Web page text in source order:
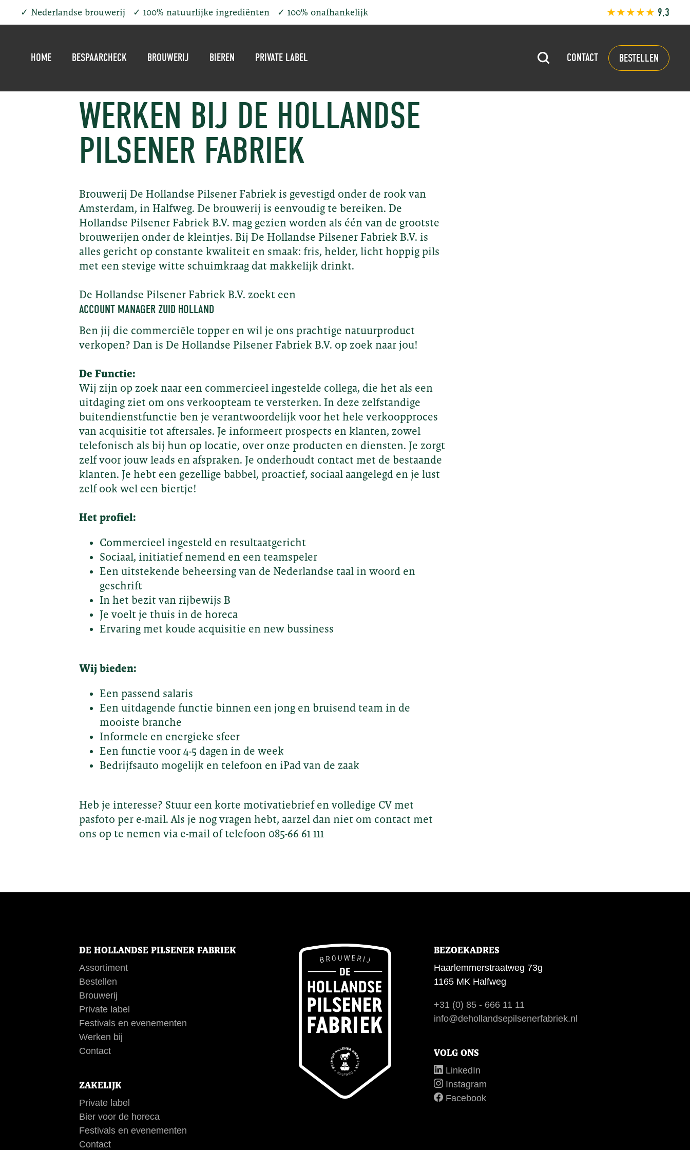
✓ Nederlandse brouwerij ✓ 100% natuurlijke ingrediënten ✓ 100% onafhankelijk ★★★★★ 9,3
HOME BESPAARCHECK BROUWERIJ BIEREN PRIVATE LABEL CONTACT BESTELLEN
WERKEN BIJ DE HOLLANDSE
PILSENER FABRIEK
Brouwerij De Hollandse Pilsener Fabriek is gevestigd onder de rook van
Amsterdam, in Halfweg. De brouwerij is eenvoudig te bereiken. De
Hollandse Pilsener Fabriek B.V. mag gezien worden als één van de grootste
brouwerijen onder de kleintjes. Bij De Hollandse Pilsener Fabriek B.V. is
alles gericht op constante kwaliteit en smaak: fris, helder, licht hoppig pils
met een stevige witte schuimkraag dat makkelijk drinkt.
De Hollandse Pilsener Fabriek B.V. zoekt een
ACCOUNT MANAGER ZUID HOLLAND
Ben jij die commerciële topper en wil je ons prachtige natuurproduct
verkopen? Dan is De Hollandse Pilsener Fabriek B.V. op zoek naar jou!
De Functie:
Wij zijn op zoek naar een commercieel ingestelde collega, die het als een
uitdaging ziet om ons verkoopteam te versterken. In deze zelfstandige
buitendienstfunctie ben je verantwoordelijk voor het hele verkoopproces
van acquisitie tot aftersales. Je informeert prospects en klanten, zowel
telefonisch als bij hun op locatie, over onze producten en diensten. Je zorgt
zelf voor jouw leads en afspraken. Je onderhoudt contact met de bestaande
klanten. Je hebt een gezellige babbel, proactief, sociaal aangelegd en je lust
zelf ook wel een biertje!
Het profiel:
Commercieel ingesteld en resultaatgericht
Sociaal, initiatief nemend en een teamspeler
Een uitstekende beheersing van de Nederlandse taal in woord en
geschrift
In het bezit van rijbewijs B
Je voelt je thuis in de horeca
Ervaring met koude acquisitie en new bussiness
Wij bieden:
Een passend salaris
Een uitdagende functie binnen een jong en bruisend team in de
mooiste branche
Informele en energieke sfeer
Een functie voor 4-5 dagen in de week
Bedrijfsauto mogelijk en telefoon en iPad van de zaak
Heb je interesse? Stuur een korte motivatiebrief en volledige CV met
pasfoto per e-mail. Als je nog vragen hebt, aarzel dan niet om contact met
ons op te nemen via e-mail of telefoon 085-66 61 111
DE HOLLANDSE PILSENER FABRIEK
Assortiment
Bestellen
Brouwerij
Private label
Festivals en evenementen
Werken bij
Contact
ZAKELIJK
Private label
Bier voor de horeca
Festivals en evenementen
Contact
BEZOEKADRES
Haarlemmerstraatweg 73g
1165 MK Halfweg
+31 (0) 85 - 666 11 11
info@dehollandsepilsenerfabriek.nl
VOLG ONS
LinkedIn
Instagram
Facebook